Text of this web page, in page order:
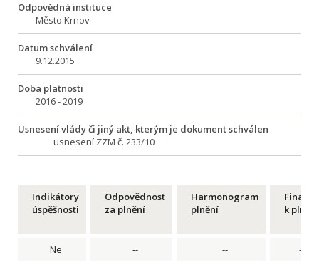
Odpovědná instituce
Město Krnov
Datum schválení
9.12.2015
Doba platnosti
2016 - 2019
Usnesení vlády či jiný akt, kterým je dokument schválen
usnesení ZZM č. 233/10
Indikátory
úspěšnosti
Odpovědnost
za plnění
Harmonogram
plnění
Finance
k plnění
Ne -- -- --